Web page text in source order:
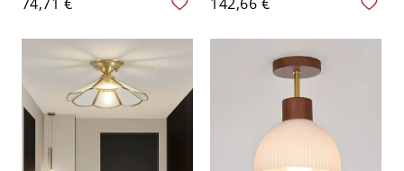
pantalla de vidrio hacia
abajo - Blanco 110 A 120 V
Bi-pin semiempotrada de
9,5 pulgadas de largo -
mate 110 A 120 V